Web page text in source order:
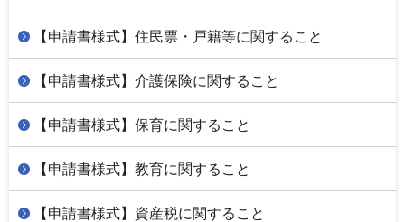
【申請書様式】住民票・戸籍等に関すること
【申請書様式】介護保険に関すること
【申請書様式】保育に関すること
【申請書様式】教育に関すること
【申請書様式】資産税に関すること